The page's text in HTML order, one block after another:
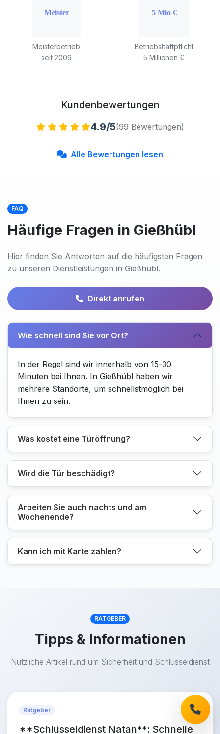
Meisterbetrieb
seit 2009
Betriebshaftpflicht
5 Millionen €
Kundenbewertungen
4.9/5(99 Bewertungen)
Alle Bewertungen lesen
FAQ
Häufige Fragen in Gießhübl
Hier finden Sie Antworten auf die häufigsten Fragen
zu unseren Dienstleistungen in Gießhübl.
Direkt anrufen
Wie schnell sind Sie vor Ort?
In der Regel sind wir innerhalb von 15-30
Minuten bei Ihnen. In Gießhübl haben wir
mehrere Standorte, um schnellstmöglich bei
Ihnen zu sein.
Was kostet eine Türöffnung?
Wird die Tür beschädigt?
Arbeiten Sie auch nachts und am
Wochenende?
Kann ich mit Karte zahlen?
RATGEBER
Tipps & Informationen
Nützliche Artikel rund um Sicherheit und Schlüsseldienst
Ratgeber
**Schlüsseldienst Natan**: Schnelle